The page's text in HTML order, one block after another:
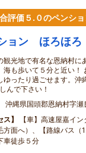
評価５.０のペンシ
ョン ほろほろ
観光地で有名な恩納村に
海も歩いて５分と近い！
ゆったり過ごせます。沖
んで下さい！
沖縄県国頭郡恩納村字
ス
【車】高速屋嘉イ
方面へ）、【路線バス
車徒歩５分